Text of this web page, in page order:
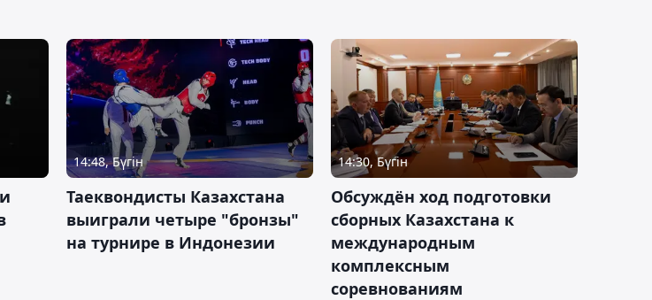
14:48, Бүгін
Таеквондисты Казахстана
выиграли четыре "бронзы"
на турнире в Индонезии
14:30, Бүгін
Обсуждён ход подготовки
сборных Казахстана к
международным
комплексным
соревнованиям